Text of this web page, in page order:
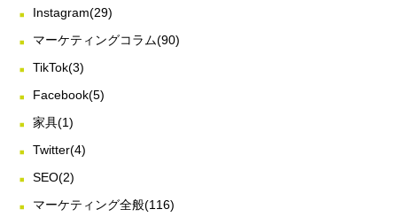
Instagram(29)
マーケティングコラム(90)
TikTok(3)
Facebook(5)
家具(1)
Twitter(4)
SEO(2)
マーケティング全般(116)